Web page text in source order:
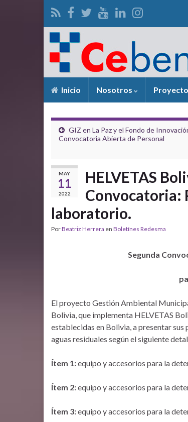
Inicio Nosotros
GIZ en La Paz y el Fondo de
Convocatoria Abierta de Personal
MAY
11
2022
HELVETAS
Convocatoria:
laboratorio.
PorBeatriz Herrera en Boletínes Redesma
Segunda
El proyecto Gestión Ambiental
Bolivia, que implementa HELVETAS
establecidas en Bolivia, a presentar
aguas residuales según el siguiente
Ítem 1:equipo y accesorios para la
Ítem 2:equipo y accesorios para la
Ítem 3:equipo y accesorios para la